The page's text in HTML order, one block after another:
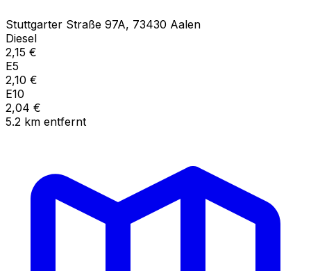
Stuttgarter Straße 97A, 73430 Aalen
Diesel
2,15 €
E5
2,10 €
E10
2,04 €
5.2 km entfernt